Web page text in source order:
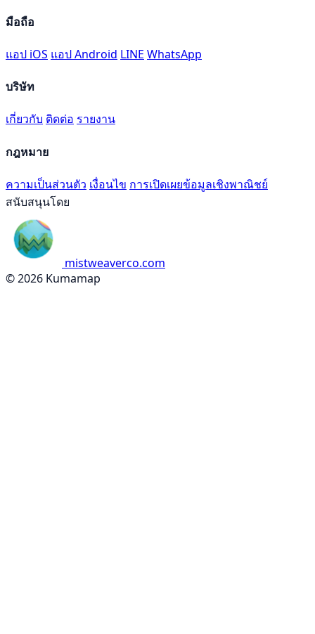
มือถือ
แอป iOS แอป Android LINE WhatsApp
บริษัท
เกี่ยวกับ ติดต่อ รายงาน
กฎหมาย
ความเป็นส่วนตัว เงื่อนไข การเปิดเผยข้อมูลเชิงพาณิชย์
สนับสนุนโดย
mistweaverco.com
© 2026 Kumamap